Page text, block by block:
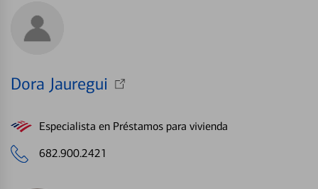
Dora Jauregui
Especialista en Préstamos para vivienda
682.900.2421